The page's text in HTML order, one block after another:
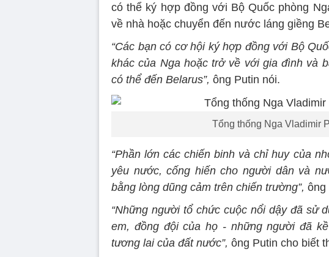
có thể ký hợp đồng với Bộ Quốc phòng
về nhà hoặc chuyển đến nước láng giềng
“Các bạn có cơ hội ký hợp đồng với Bộ
khác của Nga hoặc trở về với gia đình và
có thể đến Belarus”, ông Putin nói.
Tổng thống Nga Vladimir
“Phần lớn các chiến binh và chỉ huy của
yêu nước, cống hiến cho người dân và
bằng lòng dũng cảm trên chiến trường”, ông
“Những người tổ chức cuộc nổi dậy đã sử
em, đồng đội của họ - những người đã
tương lai của đất nước”, ông Putin cho biết